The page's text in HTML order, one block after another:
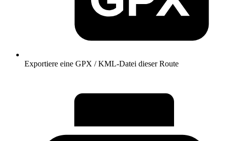
Exportiere eine GPX / KML-Datei dieser Route